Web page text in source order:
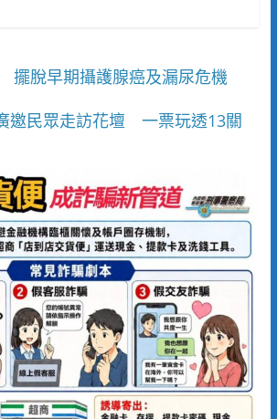
脫早期攝護腺癌及漏尿危機
邀民眾走訪花壇 一票玩透13關